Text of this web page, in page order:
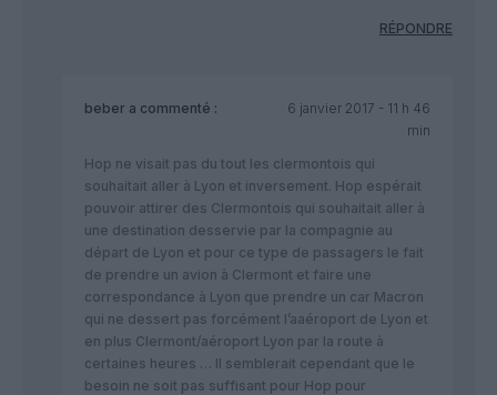
RÉPONDRE
beber a commenté :
6 janvier 2017 - 11 h 46
min
Hop ne visait pas du tout les clermontois qui
souhaitait aller à Lyon et inversement. Hop espérait
pouvoir attirer des Clermontois qui souhaitait aller à
une destination desservie par la compagnie au
départ de Lyon et pour ce type de passagers le fait
de prendre un avion à Clermont et faire une
correspondance à Lyon que prendre un car Macron
qui ne dessert pas forcément l’aaéroport de Lyon et
en plus Clermont/aéroport Lyon par la route à
certaines heures … Il semblerait cependant que le
besoin ne soit pas suffisant pour Hop pour